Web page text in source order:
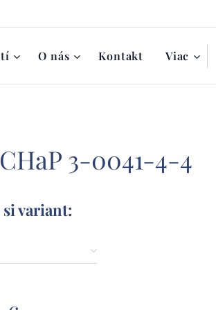
O nás Kontakt Viac
3-0041-4-4
variant: